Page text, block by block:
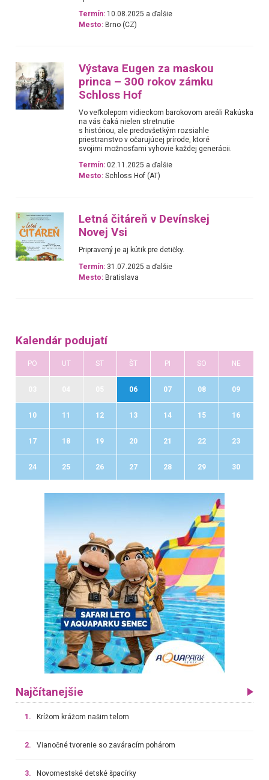
Termín: 10.08.2025 a ďalšie
Mesto: Brno (CZ)
Výstava Eugen za maskou
princa – 300 rokov zámku
Schloss Hof
Vo veľkolepom vidieckom barokovom areáli Rakúska
na vás čaká nielen stretnutie
s históriou, ale predovšetkým rozsiahle
priestranstvo v očarujúcej prírode, ktoré
svojimi možnosťami vyhovie každej generácii.
Termín: 02.11.2025 a ďalšie
Mesto: Schloss Hof (AT)
Letná čitáreň v Devínskej
Novej Vsi
Pripravený je aj kútik pre detičky.
Termín: 31.07.2025 a ďalšie
Mesto: Bratislava
Kalendár podujatí
PO UT ST ŠT PI SO NE
06 07 08 09
10 11 12 13 14 15 16
17 18 19 20 21 22 23
24 25 26 27 28 29 30
Najčítanejšie
1. Krížom krážom našim telom
2. Vianočné tvorenie so zaváracím pohárom
3. Novomestské detské špacírky